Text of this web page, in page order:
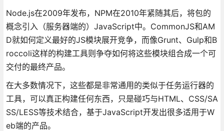
Node.js在2009年发布，NPM在2010年紧随其后，将包的
概念引入（服务器端的）JavaScript中。CommonJS和AM
D就如何定义最好的JS模块展开竞争，而像Grunt、Gulp和B
roccoli这样的构建工具则争夺如何将这些模块组合成一个可
交付的最终产品。
在大多数情况下，这些都是非常通用的类似于任务运行器的
工具，可以真正构建任何东西，只是碰巧与HTML、CSS/SA
SS/LESS等技术结合，基于JavaScript开发出很多适用于W
eb端的产品。